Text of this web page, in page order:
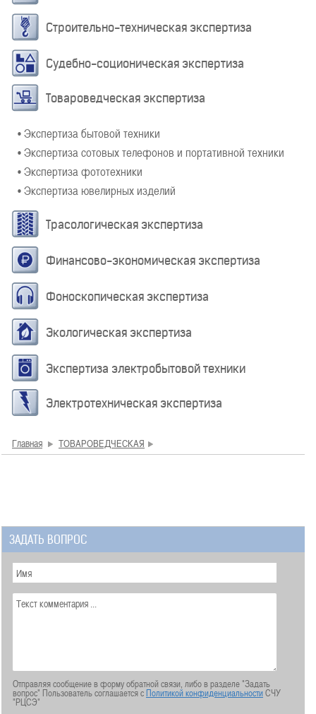
Строительно-техническая экспертиза
Судебно-соционическая экспертиза
Товароведческая экспертиза
• Экспертиза бытовой техники
• Экспертиза сотовых телефонов и портативной техники
• Экспертиза фототехники
• Экспертиза ювелирных изделий
Трасологическая экспертиза
Финансово-экономическая экспертиза
Фоноскопическая экспертиза
Экологическая экспертиза
Экспертиза электробытовой техники
Электротехническая экспертиза
Главная ТОВАРОВЕДЧЕСКАЯ
ЗАДАТЬ ВОПРОС
Отправляя сообщение в форму обратной связи, либо в разделе "Задать
вопрос" Пользователь соглашается сПолитикой конфиденциальностиСЧУ
"РЦСЭ"